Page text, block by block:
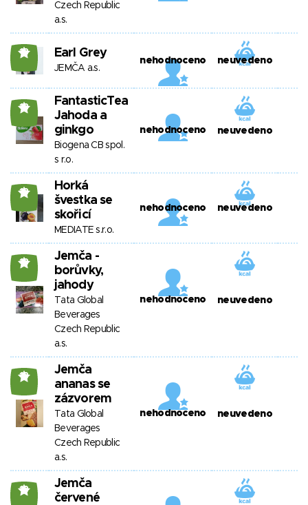
Czech Republic
a.s.
18 Earl Grey
JEMČA a.s.
nehodnoceno neuvedeno
18
FantasticTea
Jahoda a
ginkgo
Biogena CB spol.
s r.o.
nehodnoceno neuvedeno
18
Horká
švestka se
skořicí
MEDIATE s.r.o.
nehodnoceno neuvedeno
18
Jemča -
borůvky,
jahody
Tata Global
Beverages
Czech Republic
a.s.
nehodnoceno neuvedeno
18
Jemča
ananas se
zázvorem
Tata Global
Beverages
Czech Republic
a.s.
nehodnoceno neuvedeno
18
Jemča
červené